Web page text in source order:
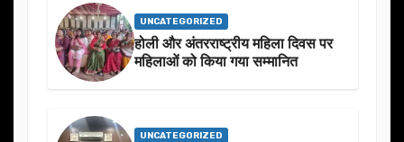
UNCATEGORIZED
होली और अंतरराष्ट्रीय महिला दिवस पर
महिलाओं को किया गया सम्मानित
UNCATEGORIZED